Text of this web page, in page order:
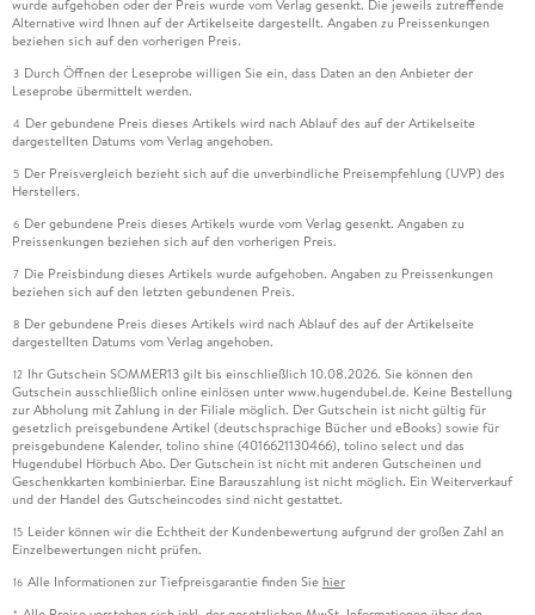
wurde aufgehoben oder der Preis wurde vom Verlag gesenkt. Die jeweils zutreffende
Alternative wird Ihnen auf der Artikelseite dargestellt. Angaben zu Preissenkungen
beziehen sich auf den vorherigen Preis.
3 Durch Öffnen der Leseprobe willigen Sie ein, dass Daten an den Anbieter der
Leseprobe übermittelt werden.
4 Der gebundene Preis dieses Artikels wird nach Ablauf des auf der Artikelseite
dargestellten Datums vom Verlag angehoben.
5 Der Preisvergleich bezieht sich auf die unverbindliche Preisempfehlung (UVP) des
Herstellers.
6 Der gebundene Preis dieses Artikels wurde vom Verlag gesenkt. Angaben zu
Preissenkungen beziehen sich auf den vorherigen Preis.
7 Die Preisbindung dieses Artikels wurde aufgehoben. Angaben zu Preissenkungen
beziehen sich auf den letzten gebundenen Preis.
8 Der gebundene Preis dieses Artikels wird nach Ablauf des auf der Artikelseite
dargestellten Datums vom Verlag angehoben.
12 Ihr Gutschein SOMMER13 gilt bis einschließlich 10.08.2026. Sie können den
Gutschein ausschließlich online einlösen unter www.hugendubel.de. Keine Bestellung
zur Abholung mit Zahlung in der Filiale möglich. Der Gutschein ist nicht gültig für
gesetzlich preisgebundene Artikel (deutschsprachige Bücher und eBooks) sowie für
preisgebundene Kalender, tolino shine (4016621130466), tolino select und das
Hugendubel Hörbuch Abo. Der Gutschein ist nicht mit anderen Gutscheinen und
Geschenkkarten kombinierbar. Eine Barauszahlung ist nicht möglich. Ein Weiterverkauf
und der Handel des Gutscheincodes sind nicht gestattet.
15 Leider können wir die Echtheit der Kundenbewertung aufgrund der großen Zahl an
Einzelbewertungen nicht prüfen.
16 Alle Informationen zur Tiefpreisgarantie finden Sie hier